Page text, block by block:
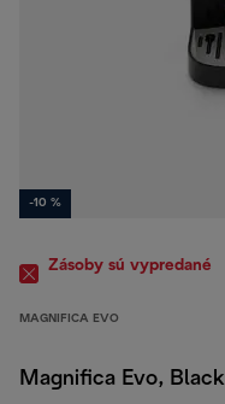
-10 %
Zásoby sú vypredané
MAGNIFICA EVO
Magnifica Evo, Black